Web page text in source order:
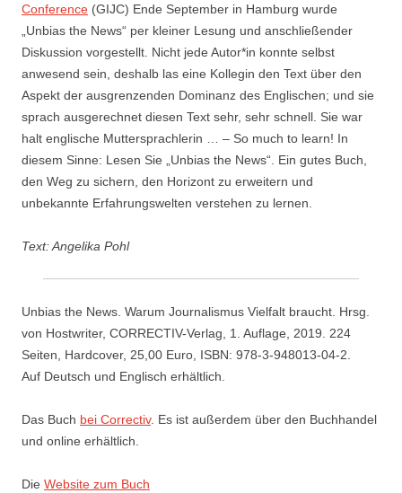
Conference (GIJC) Ende September in Hamburg wurde
„Unbias the News“ per kleiner Lesung und anschließender
Diskussion vorgestellt. Nicht jede Autor*in konnte selbst
anwesend sein, deshalb las eine Kollegin den Text über den
Aspekt der ausgrenzenden Dominanz des Englischen; und sie
sprach ausgerechnet diesen Text sehr, sehr schnell. Sie war
halt englische Muttersprachlerin … – So much to learn! In
diesem Sinne: Lesen Sie „Unbias the News“. Ein gutes Buch,
den Weg zu sichern, den Horizont zu erweitern und
unbekannte Erfahrungswelten verstehen zu lernen.
Text: Angelika Pohl
Unbias the News. Warum Journalismus Vielfalt braucht. Hrsg.
von Hostwriter, CORRECTIV-Verlag, 1. Auflage, 2019. 224
Seiten, Hardcover, 25,00 Euro, ISBN: 978-3-948013-04-2.
Auf Deutsch und Englisch erhältlich.
Das Buch bei Correctiv. Es ist außerdem über den Buchhandel
und online erhältlich.
Die Website zum Buch